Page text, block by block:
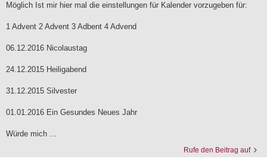
Möglich Ist mir hier mal die einstellungen für Kalender vorzugeben für:
1 Advent 2 Advent 3 Adbent 4 Advend
06.12.2016 Nicolaustag
24.12.2015 Heiligabend
31.12.2015 Silvester
01.01.2016 Ein Gesundes Neues Jahr
Würde mich ...
Rufe den Beitrag auf